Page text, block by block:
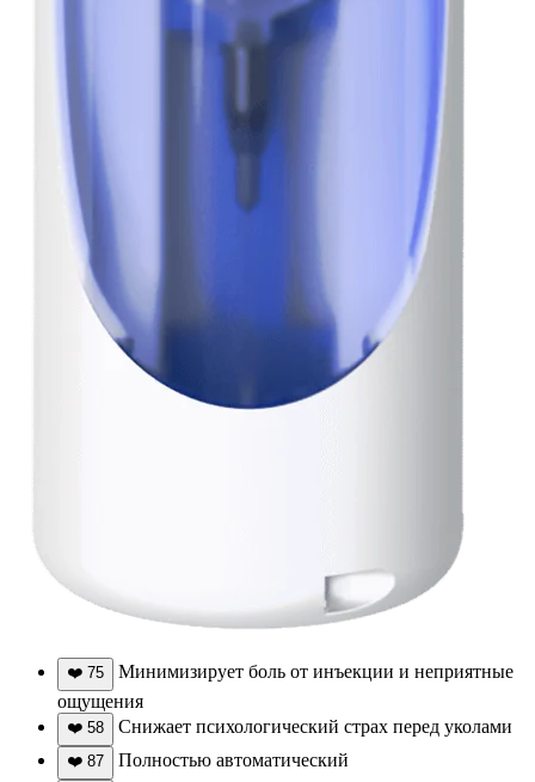
❤️ 75
Минимизирует боль от инъекции и неприятные
ощущения
❤️ 58 Снижает психологический страх перед уколами
❤️ 87 Полностью автоматический